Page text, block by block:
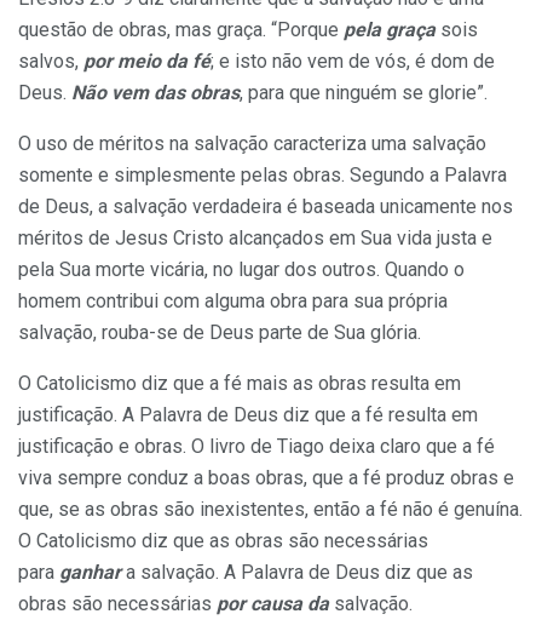
questão de obras, mas graça. “Porque pela graçasois
salvos, por meio da fé; e isto não vem de vós, é dom de
Deus. Não vem das obras, para que ninguém se glorie”.
O uso de méritos na salvação caracteriza uma salvação
somente e simplesmente pelas obras. Segundo a Palavra
de Deus, a salvação verdadeira é baseada unicamente nos
méritos de Jesus Cristo alcançados em Sua vida justa e
pela Sua morte vicária, no lugar dos outros. Quando o
homem contribui com alguma obra para sua própria
salvação, rouba-se de Deus parte de Sua glória.
O Catolicismo diz que a fé mais as obras resulta em
justificação. A Palavra de Deus diz que a fé resulta em
justificação e obras. O livro de Tiago deixa claro que a fé
viva sempre conduz a boas obras, que a fé produz obras e
que, se as obras são inexistentes, então a fé não é genuína.
O Catolicismo diz que as obras são necessárias
para ganhara salvação. A Palavra de Deus diz que as
obras são necessárias por causa dasalvação.